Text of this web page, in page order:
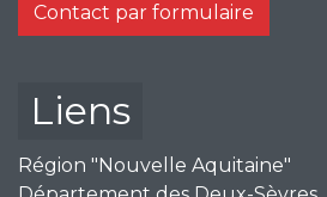
Contact par formulaire
Liens
Région "Nouvelle Aquitaine"